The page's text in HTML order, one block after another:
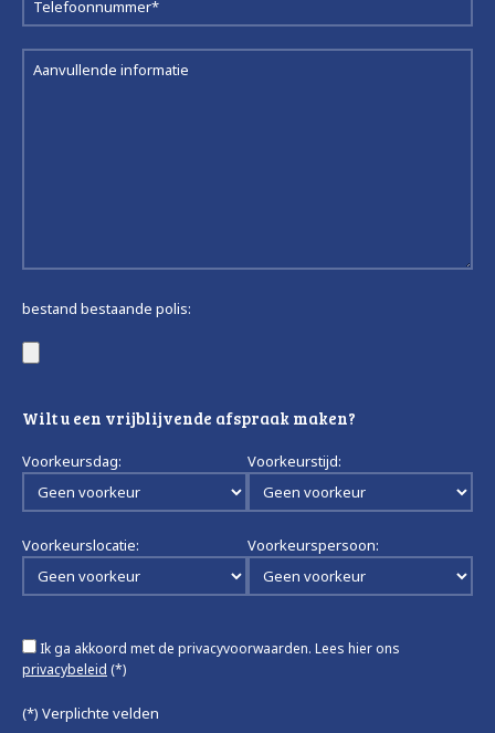
bestand bestaande polis:
Wilt u een vrijblijvende afspraak maken?
Voorkeursdag: Voorkeurstijd:
Voorkeurslocatie: Voorkeurspersoon:
Ik ga akkoord met de privacyvoorwaarden. Lees hier ons
privacybeleid (*)
(*) Verplichte velden